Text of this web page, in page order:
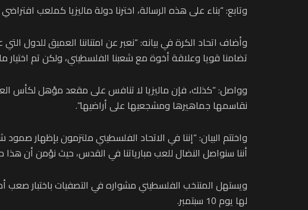
وتابع: “بناء على هذه الرسالة، اخترنا دولة ماليزيا كملعب افتراضي
وأضاف اتحاد الكرة في بيانه: “نعبر عن امتناننا العميق للدول
تضامنا قويا وعلاقة أخوة مع شعبنا الفلسطيني، ولكن تم اختيار
وواصل: “كذلك، فإن ماليزيا لا تنافس على مقعد مؤهل لكأس
نقاسمها جماهيرها ومشجعيها على أراضيها”.
واختتم البيان: “إننا في الاتحاد الفلسطيني ملتزمون بإظهار
أننا سنواصل النضال للعب مبارياتنا في القدس، حيث نؤمن أن
لها يوم 10 سبتمبر.